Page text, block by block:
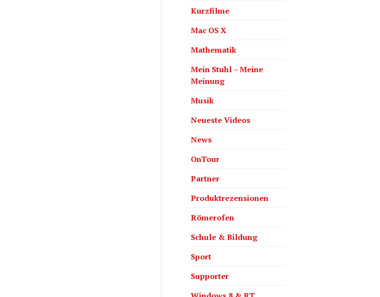
Kurzfilme
Mac OS X
Mathematik
Mein Stuhl – Meine
Meinung
Musik
Neueste Videos
News
OnTour
Partner
Produktrezensionen
Römerofen
Schule & Bildung
Sport
Supporter